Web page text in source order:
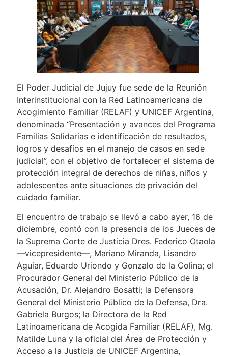
El Poder Judicial de Jujuy fue sede de la Reunión
Interinstitucional con la Red Latinoamericana de
Acogimiento Familiar (RELAF) y UNICEF Argentina,
denominada “Presentación y avances del Programa
Familias Solidarias e identificación de resultados,
logros y desafíos en el manejo de casos en sede
judicial”, con el objetivo de fortalecer el sistema de
protección integral de derechos de niñas, niños y
adolescentes ante situaciones de privación del
cuidado familiar.
El encuentro de trabajo se llevó a cabo ayer, 16 de
diciembre, contó con la presencia de los Jueces de
la Suprema Corte de Justicia Dres. Federico Otaola
—vicepresidente—, Mariano Miranda, Lisandro
Aguiar, Eduardo Uriondo y Gonzalo de la Colina; el
Procurador General del Ministerio Público de la
Acusación, Dr. Alejandro Bosatti; la Defensora
General del Ministerio Público de la Defensa, Dra.
Gabriela Burgos; la Directora de la Red
Latinoamericana de Acogida Familiar (RELAF), Mg.
Matilde Luna y la oficial del Área de Protección y
Acceso a la Justicia de UNICEF Argentina,